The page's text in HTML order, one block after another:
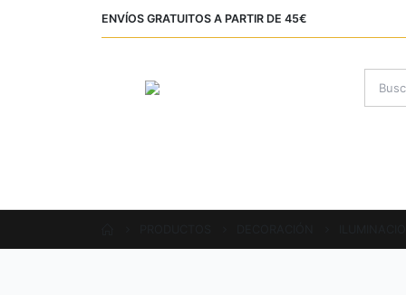
ENVÍOS GRATUITOS A PARTIR DE 45€